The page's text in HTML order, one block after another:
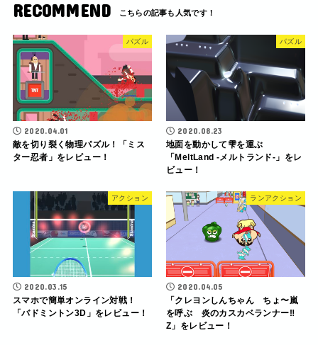
RECOMMEND
パズル
2020.04.01
敵を切り裂く物理パズル！「ミス
ター忍者」をレビュー！
パズル
2020.08.23
地面を動かして雫を運ぶ
「MeltLand -メルトランド-」をレ
ビュー！
アクション
2020.03.15
スマホで簡単オンライン対戦！
「バドミントン3D」をレビュー！
ランアクション
2020.04.05
「クレヨンしんちゃん ちょ〜嵐
を呼ぶ 炎のカスカベランナー‼︎
Z」をレビュー！